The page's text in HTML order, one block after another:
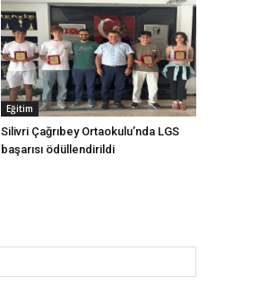
Eğitim
Silivri Çağrıbey Ortaokulu’nda LGS
başarısı ödüllendirildi